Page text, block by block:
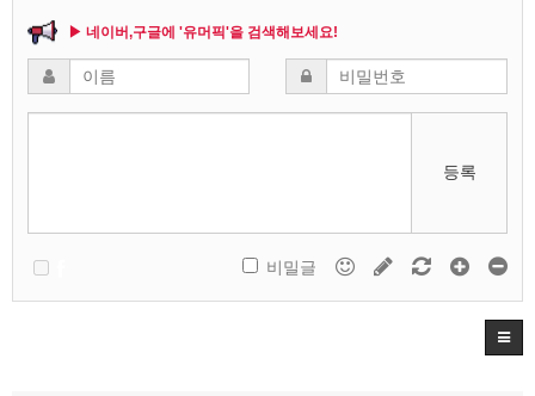
▶ 네이버,구글에 '유머픽'을 검색해보세요!
등록
비밀글